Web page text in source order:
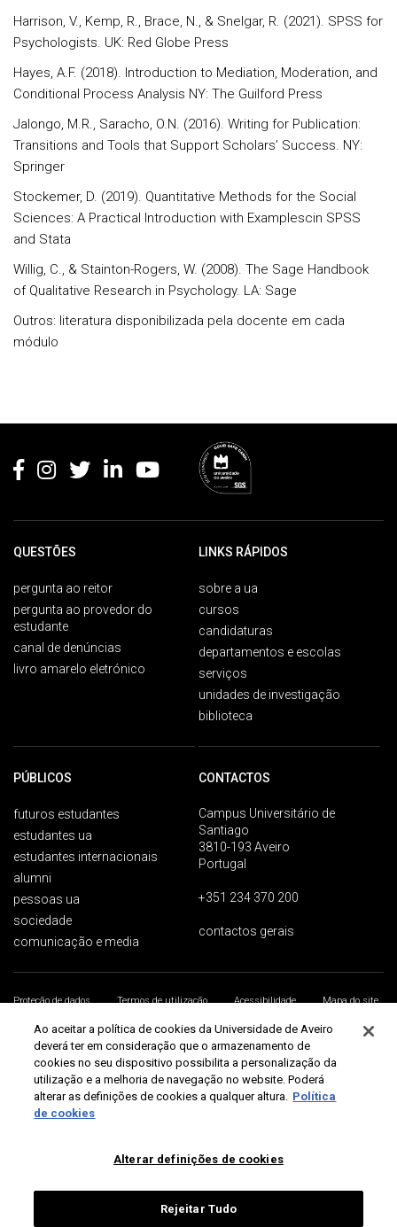
Harrison, V., Kemp, R., Brace, N., & Snelgar, R. (2021). SPSS for
Psychologists. UK: Red Globe Press
Hayes, A.F. (2018). Introduction to Mediation, Moderation, and
Conditional Process Analysis NY: The Guilford Press
Jalongo, M.R., Saracho, O.N. (2016). Writing for Publication:
Transitions and Tools that Support Scholars’ Success. NY:
Springer
Stockemer, D. (2019). Quantitative Methods for the Social
Sciences: A Practical Introduction with Examplescin SPSS
and Stata
Willig, C., & Stainton-Rogers, W. (2008). The Sage Handbook
of Qualitative Research in Psychology. LA: Sage
Outros: literatura disponibilizada pela docente em cada
módulo
QUESTÕES
pergunta ao reitor
pergunta ao provedor do
estudante
canal de denúncias
livro amarelo eletrónico
LINKS RÁPIDOS
sobre a ua
cursos
candidaturas
departamentos e escolas
serviços
unidades de investigação
biblioteca
PÚBLICOS
futuros estudantes
estudantes ua
estudantes internacionais
alumni
pessoas ua
sociedade
comunicação e media
CONTACTOS
Campus Universitário de
Santiago
3810-193 Aveiro
Portugal
+351 234 370 200
contactos gerais
Proteção de dados Termos de utilização Acessibilidade
Mapa do site
Universidade de Aveiro 2026
Ao aceitar a política de cookies da Universidade de Aveiro
deverá ter em consideração que o armazenamento de
cookies no seu dispositivo possibilita a personalização da
utilização e a melhoria de navegação no website. Poderá
alterar as definições de cookies a qualquer altura. Política
de cookies
Alterar definições de cookies
Rejeitar Tudo